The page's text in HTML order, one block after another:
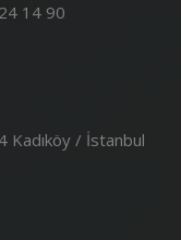
14 90
Kadıköy / İstanbul